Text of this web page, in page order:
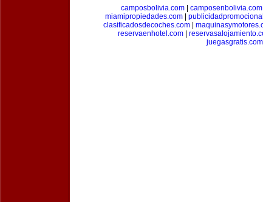
camposbolivia.com| camposenbolivia.com|
miamipropiedades.com
clasificadosdecoches.com
reservaenhotel.com|
juegasgratis.com|